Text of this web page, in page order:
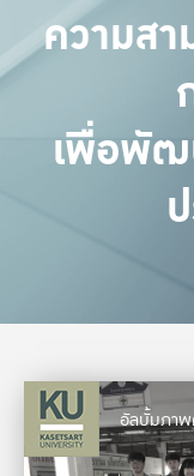
ความส
เพื่อพัฒ
อัลบั้มภาพ